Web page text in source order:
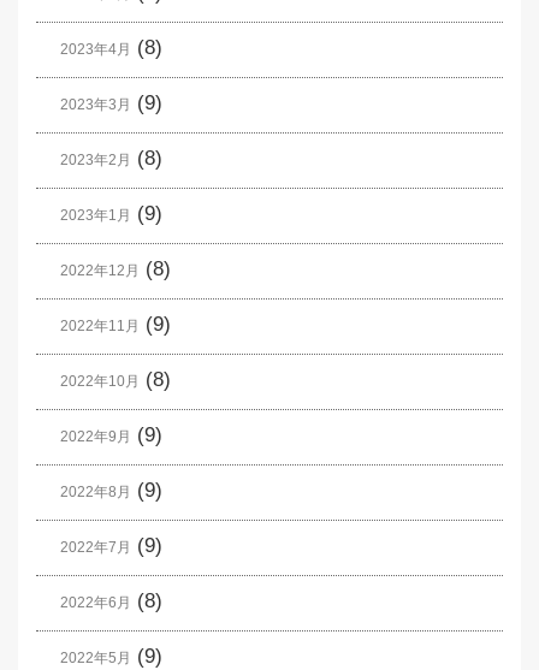
2023年4月 (8)
2023年3月 (9)
2023年2月 (8)
2023年1月 (9)
2022年12月 (8)
2022年11月 (9)
2022年10月 (8)
2022年9月 (9)
2022年8月 (9)
2022年7月 (9)
2022年6月 (8)
2022年5月 (9)